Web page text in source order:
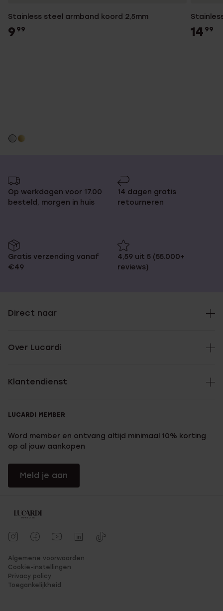
Stainless steel armband koord 2,5mm
9 99 14 99
Op werkdagen voor 17.00
besteld, morgen in huis
14 dagen gratis
retourneren
Gratis verzending vanaf
€49
4,59 uit 5 (55.000+
reviews)
Direct naar
Over Lucardi
Klantendienst
LUCARDI MEMBER
Word member en ontvang altijd minimaal 10% korting
op al jouw aankopen
Meld je aan
Algemene voorwaarden
Cookie-instellingen
Privacy policy
Toegankelijkheid